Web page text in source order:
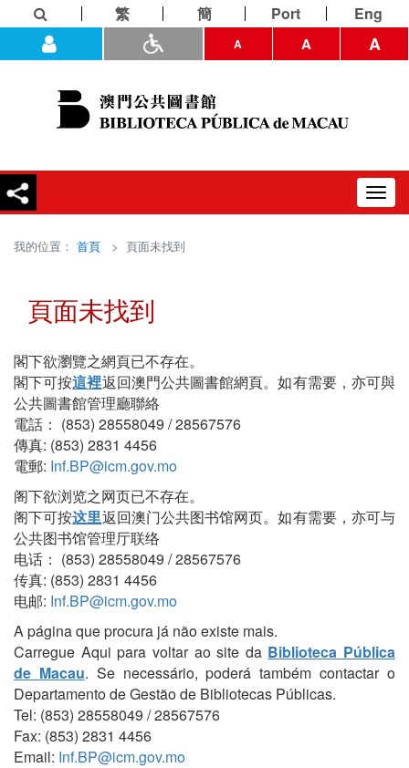
繁 簡 Port Eng
A A A
我的位置： 首頁 > 頁面未找到
頁面未找到
閣下欲瀏覽之網頁已不存在。
閣下可按這裡返回澳門公共圖書館網頁。如有需要，亦可與
公共圖書館管理廳聯絡
電話： (853) 28558049 / 28567576
傳真: (853) 2831 4456
電郵: Inf.BP@icm.gov.mo
阁下欲浏览之网页已不存在。
阁下可按这里返回澳门公共图书馆网页。如有需要，亦可与
公共图书馆管理厅联络
电话： (853) 28558049 / 28567576
传真: (853) 2831 4456
电邮: Inf.BP@icm.gov.mo
A página que procura já não existe mais.
Carregue Aqui para voltar ao site da Biblioteca Pública
de Macau. Se necessário, poderá também contactar o
Departamento de Gestão de Bibliotecas Públicas.
Tel: (853) 28558049 / 28567576
Fax: (853) 2831 4456
Email: Inf.BP@icm.gov.mo